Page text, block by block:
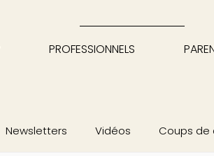
PROFESSIONNELS
Newsletters Vidéos Coups